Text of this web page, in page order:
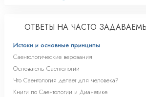
ОТВЕТЫ НА ЧАСТО
Истоки и основные принципы
Саентологические верования
Основатель Саентологии
Что Саентология делает для человека?
Книги по Саентологии и Дианетике